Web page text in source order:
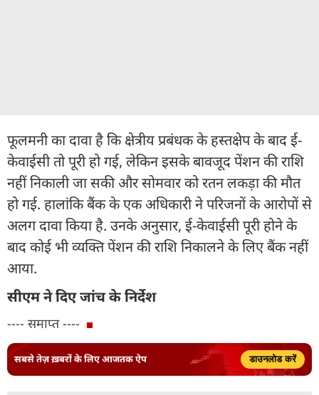
फूलमनी का दावा है कि क्षेत्रीय प्रबंधक के हस्तक्षेप के बाद ई-
केवाईसी तो पूरी हो गई, लेकिन इसके बावजूद पेंशन की राशि
नहीं निकाली जा सकी और सोमवार को रतन लकड़ा की मौत
हो गई. हालांकि बैंक के एक अधिकारी ने परिजनों के आरोपों से
अलग दावा किया है. उनके अनुसार, ई-केवाईसी पूरी होने के
बाद कोई भी व्यक्ति पेंशन की राशि निकालने के लिए बैंक नहीं
आया.
सीएम ने दिए जांच के निर्देश
---- समाप्त ----
सबसे तेज़ ख़बरों के लिए आजतक ऐप डाउनलोड करें